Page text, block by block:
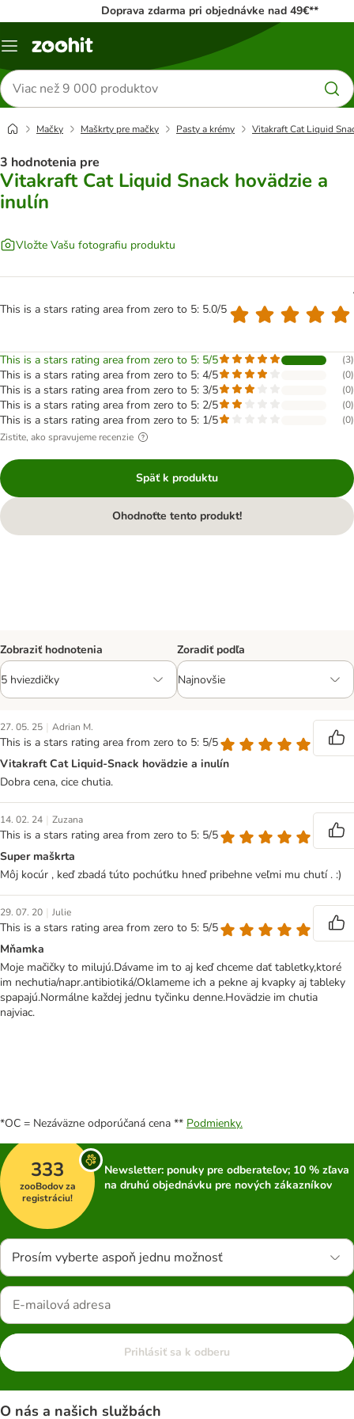
Doprava zdarma pri objednávke nad 49€**
Kategórie
Hľadať
produkty
Mačky Maškrty pre mačky Pasty a krémy Vitakraft Cat Liquid
3 hodnotenia pre
Vitakraft Cat Liquid Snack hovädzie a
inulín
Vložte Vašu fotografiu produktu
This is a stars rating area from zero to 5: 5.0/5
This is a stars rating area from zero to 5: 5/5 (3)
This is a stars rating area from zero to 5: 4/5 (0)
This is a stars rating area from zero to 5: 3/5 (0)
This is a stars rating area from zero to 5: 2/5 (0)
This is a stars rating area from zero to 5: 1/5 (0)
Zistite, ako spravujeme recenzie
Späť k produktu
Ohodnoťte tento produkt!
Zobraziť hodnotenia Zoradiť podľa
27. 05. 25 | Adrian M.
This is a stars rating area from zero to 5: 5/5
Vitakraft Cat Liquid-Snack hovädzie a inulín
Dobra cena, cice chutia.
14. 02. 24 | Zuzana
This is a stars rating area from zero to 5: 5/5
Super maškrta
Môj kocúr , keď zbadá túto pochúťku hneď pribehne veľmi mu chutí . :)
29. 07. 20 | Julie
This is a stars rating area from zero to 5: 5/5
Mňamka
Moje mačičky to milujú.Dávame im to aj keď chceme dať tabletky,ktoré
im nechutia/napr.antibiotiká/.Oklameme ich a pekne aj kvapky aj tableky
spapajú.Normálne každej jednu tyčinku denne.Hovädzie im chutia
najviac.
*OC = Nezáväzne odporúčaná cena ** Podmienky.
333
zooBodov za
registráciu!
Newsletter: ponuky pre odberateľov; 10 % zľava
na druhú objednávku pre nových zákazníkov
Prosím vyberte aspoň jednu možnosť
Prihlásiť sa k odberu
O nás a našich službách